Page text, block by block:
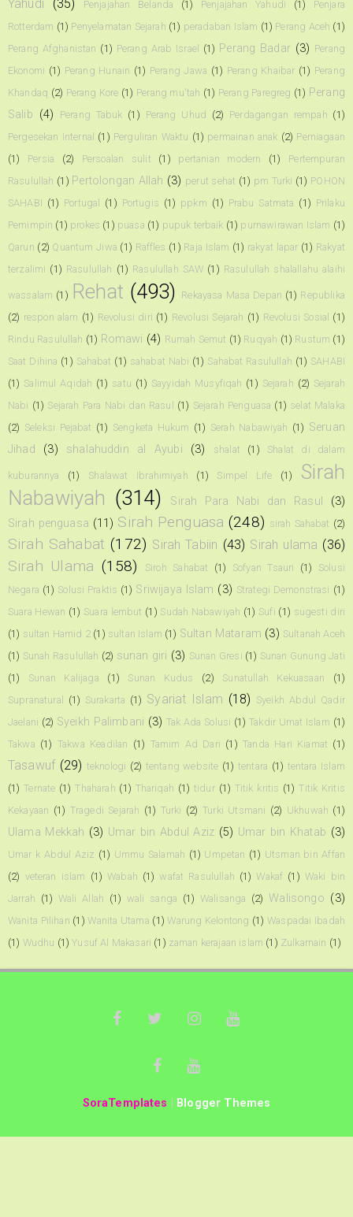
Yahudi
(35) Penjajahan Belanda (1) Penjajahan Yahudi (1)
Penjara
Rotterdam (1) Penyelamatan Sejarah (1) peradaban Islam (1) Perang Aceh (1)
Perang Afghanistan (1) Perang Arab Israel (1) Perang Badar (3) Perang
Ekonomi (1) Perang Hunain (1) Perang Jawa (1) Perang Khaibar (1) Perang
Khandaq (2) Perang Kore (1) Perang mu'tah (1) Perang Paregreg (1) Perang
Salib (4) Perang Tabuk (1) Perang Uhud (2) Perdagangan rempah (1)
Pergesekan Internal (1) Perguliran Waktu (1) permainan anak (2) Perniagaan
(1)
Persia (2) Persoalan sulit (1) pertanian modern (1)
Pertempuran
Rasulullah (1) Pertolongan Allah (3) perut sehat (1) pm Turki (1) POHON
SAHABI (1) Portugal (1) Portugis (1) ppkm (1) Prabu Satmata (1) Prilaku
Pemimpin (1) prokes (1) puasa (1) pupuk terbaik (1) purnawirawan Islam (1)
Qarun (2) Quantum Jiwa (1) Raffles (1) Raja Islam (1) rakyat lapar (1) Rakyat
terzalimi (1) Rasulullah (1) Rasulullah SAW (1) Rasulullah shalallahu alaihi
wassalam (1) Rehat (493) Rekayasa Masa Depan (1) Republika
(2) respon alam (1) Revolusi diri (1) Revolusi Sejarah (1) Revolusi Sosial (1)
Rindu Rasulullah (1) Romawi (4) Rumah Semut (1) Ruqyah (1) Rustum (1)
Saat Dihina (1) Sahabat (1) sahabat Nabi (1) Sahabat Rasulullah (1) SAHABI
(1) Salimul Aqidah (1) satu (1) Sayyidah Musyfiqah (1) Sejarah (2) Sejarah
Nabi (1) Sejarah Para Nabi dan Rasul (1) Sejarah Penguasa (1) selat Malaka
(2) Seleksi Pejabat (1) Sengketa Hukum (1) Serah Nabawiyah (1) Seruan
Jihad
(3) shalahuddin al Ayubi (3) shalat (1) Shalat di dalam
kuburannya (1) Shalawat Ibrahimiyah (1) Simpel Life (1)
Sirah
Nabawiyah (314) Sirah Para Nabi dan Rasul
(3)
Sirah penguasa (11) Sirah Penguasa (248) sirah Sahabat (2)
Sirah Sahabat (172) Sirah Tabiin (43) Sirah ulama (36)
Sirah Ulama (158) Siroh Sahabat (1) Sofyan Tsauri (1)
Solusi
Negara (1) Solusi Praktis (1) Sriwijaya Islam (3) Strategi Demonstrasi (1)
Suara Hewan (1) Suara lembut (1) Sudah Nabawiyah (1) Sufi (1) sugesti diri
(1) sultan Hamid 2 (1) sultan Islam (1) Sultan Mataram (3) Sultanah Aceh
(1) Sunah Rasulullah (2) sunan giri (3) Sunan Gresi (1) Sunan Gunung Jati
(1)
Sunan Kalijaga (1) Sunan Kudus (2) Sunatullah Kekuasaan
(1)
Supranatural
(1) Surakarta (1) Syariat Islam (18) Syeikh Abdul Qadir
Jaelani (2) Syeikh Palimbani (3) Tak Ada Solusi (1) Takdir Umat Islam (1)
Takwa (1) Takwa Keadilan (1) Tamim Ad Dari (1) Tanda Hari Kiamat (1)
Tasawuf (29) teknologi (2) tentang website (1) tentara (1) tentara Islam
(1) Ternate (1) Thaharah (1) Thariqah (1) tidur (1) Titik kritis (1) Titik Kritis
Kekayaan (1) Tragedi Sejarah (1) Turki (2) Turki Utsmani (2) Ukhuwah (1)
Ulama Mekkah (3) Umar bin Abdul Aziz (5) Umar bin Khatab (3)
Umar k Abdul Aziz (1) Ummu Salamah (1) Umpetan (1) Utsman bin Affan
(2) veteran islam (1) Wabah (1) wafat Rasulullah (1) Wakaf (1) Waki bin
Jarrah (1) Wali Allah (1) wali sanga (1) Walisanga (2) Walisongo (3)
Wanita Pilihan (1) Wanita Utama (1) Warung Kelontong (1) Waspadai Ibadah
(1) Wudhu (1) Yusuf Al Makasari (1) zaman kerajaan islam (1) Zulkarnain (1)
SoraTemplates Blogger Themes